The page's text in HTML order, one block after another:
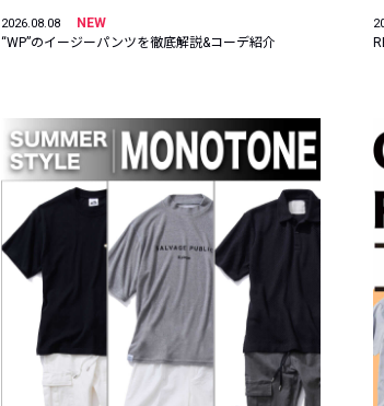
2026.08.08
NEW
“WP”のイージーパンツを徹底解説&コーデ紹介